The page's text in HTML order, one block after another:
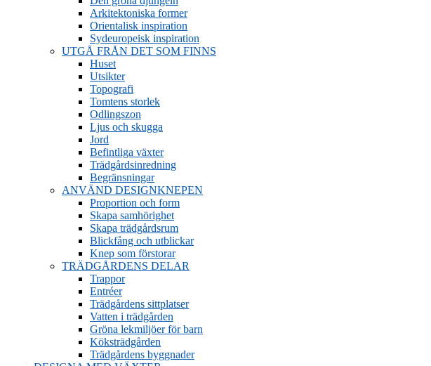
Arkitektoniska former
Orientalisk inspiration
Sydeuropeisk inspiration
UTGÅ FRÅN DET SOM FINNS
Huset
Utsikter
Topografi
Tomtens storlek
Odlingszon
Ljus och skugga
Jord
Befintliga växter
Trädgårdsinredning
Begränsningar
ANVÄND DESIGNKNEPEN
Proportion och form
Skapa samhörighet
Skapa trädgårdsrum
Blickfång och utblickar
Knep som förstorar
TRÄDGÅRDENS DELAR
Trappor
Entréer
Trädgårdens sittplatser
Vatten i trädgården
Gröna lekmiljöer för barn
Köksträdgården
Trädgårdens byggnader